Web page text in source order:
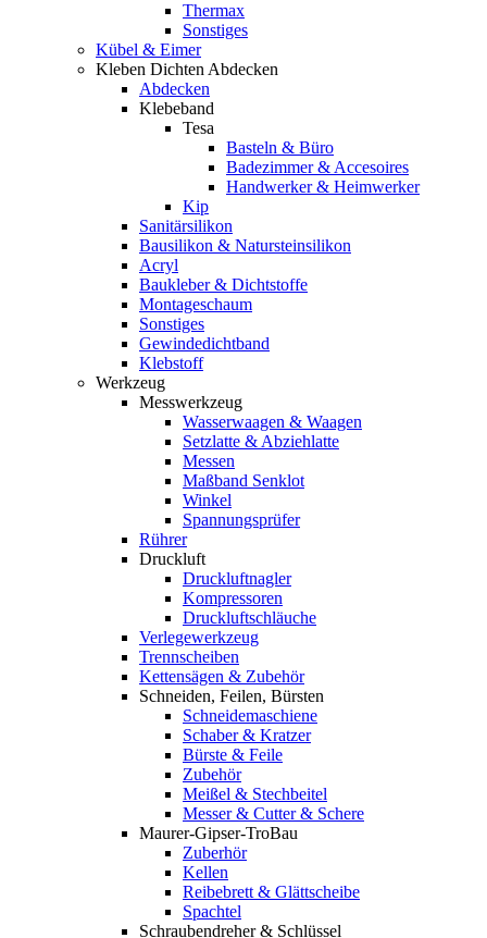
Thermax
Sonstiges
Kübel & Eimer
Kleben Dichten Abdecken
Abdecken
Klebeband
Tesa
Basteln & Büro
Badezimmer & Accesoires
Handwerker & Heimwerker
Kip
Sanitärsilikon
Bausilikon & Natursteinsilikon
Acryl
Baukleber & Dichtstoffe
Montageschaum
Sonstiges
Gewindedichtband
Klebstoff
Werkzeug
Messwerkzeug
Wasserwaagen & Waagen
Setzlatte & Abziehlatte
Messen
Maßband Senklot
Winkel
Spannungsprüfer
Rührer
Druckluft
Druckluftnagler
Kompressoren
Druckluftschläuche
Verlegewerkzeug
Trennscheiben
Kettensägen & Zubehör
Schneiden, Feilen, Bürsten
Schneidemaschiene
Schaber & Kratzer
Bürste & Feile
Zubehör
Meißel & Stechbeitel
Messer & Cutter & Schere
Maurer-Gipser-TroBau
Zuberhör
Kellen
Reibebrett & Glättscheibe
Spachtel
Schraubendreher & Schlüssel